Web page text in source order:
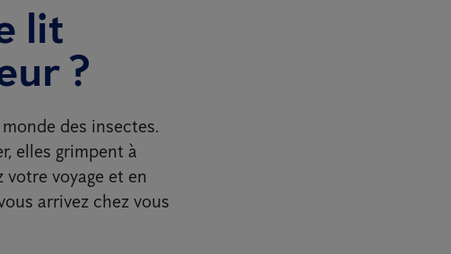
lit
?
des insectes.
elles grimpent à
voyage et en
arrivez chez vous